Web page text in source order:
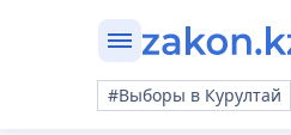
#Выборы в Курултай